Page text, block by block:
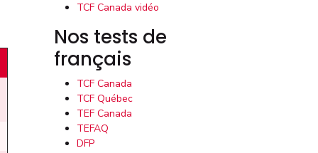
TCF Canada vidéo
Nos tests de
français
TCF Canada
TCF Québec
TEF Canada
TEFAQ
DFP